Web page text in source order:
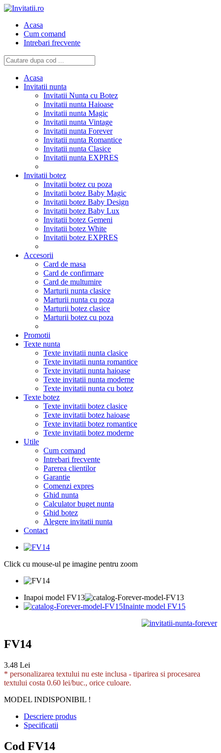
Acasa
Cum comand
Intrebari frecvente
Acasa
Invitatii nunta
Invitatii Nunta cu Botez
Invitatii nunta Haioase
Invitatii nunta Magic
Invitatii nunta Vintage
Invitatii nunta Forever
Invitatii nunta Romantice
Invitatii nunta Clasice
Invitatii nunta EXPRES
Invitatii botez
Invitatii botez cu poza
Invitatii botez Baby Magic
Invitatii botez Baby Design
Invitatii botez Baby Lux
Invitatii botez Gemeni
Invitatii botez White
Invitatii botez EXPRES
Accesorii
Card de masa
Card de confirmare
Card de multumire
Marturii nunta clasice
Marturii nunta cu poza
Marturii botez clasice
Marturii botez cu poza
Promotii
Texte nunta
Texte invitatii nunta clasice
Texte invitatii nunta romantice
Texte invitatii nunta haioase
Texte invitatii nunta moderne
Texte invitatii nunta cu botez
Texte botez
Texte invitatii botez clasice
Texte invitatii botez haioase
Texte invitatii botez romantice
Texte invitatii botez moderne
Utile
Cum comand
Intrebari frecvente
Parerea clientilor
Garantie
Comenzi expres
Ghid nunta
Calculator buget nunta
Ghid botez
Alegere invitatii nunta
Contact
Click cu mouse-ul pe imagine pentru zoom
Inapoi model FV13
Inainte model FV15
FV14
3.48 Lei
* personalizarea textului nu este inclusa - tiparirea si procesarea
textului costa 0.60 lei/buc., orice culoare.
MODEL INDISPONIBIL !
Descriere produs
Specificatii
Cod FV14